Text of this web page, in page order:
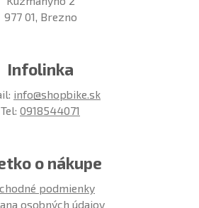
977 01, Brezno
Infolinka
info@shopbike.sk
Tel: 0918544071
o nákupe
podmienky
osobných údajov